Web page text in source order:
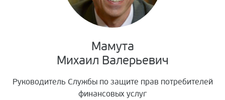
Мамута
Михаил Валерьевич
Руководитель Службы по защите прав потребителей
финансовых услуг